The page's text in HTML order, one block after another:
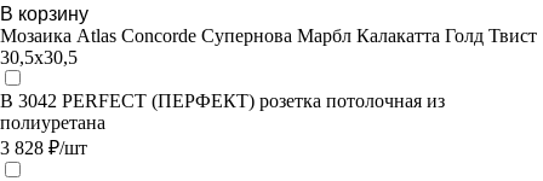
В корзину
Мозаика Atlas Concorde Супернова Марбл Калакатта Голд Твист
30,5х30,5
В 3042 PERFECT (ПЕРФЕКТ) розетка потолочная из
полиуретана
3 828 ₽/шт